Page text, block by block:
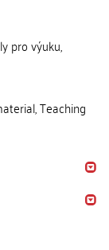
pro výuku,
Teaching